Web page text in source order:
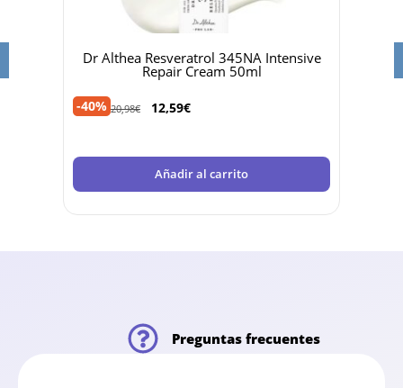
Dr Althea Resveratrol 345NA Intensive
Repair Cream 50ml
-40% 20,98€ 12,59€
Añadir al carrito
Preguntas frecuentes